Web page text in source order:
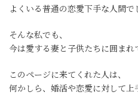
よくいる普通の恋愛下手な人間で
そんな私でも、
今は愛する妻と子供たちに囲まれ
このページに来てくれた人は、
何かしら、婚活や恋愛に対して上